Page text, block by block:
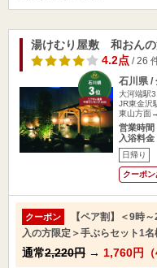
湯けむり屋敷 和おんの
4.2点/ 26
石川県 /
大河端駅
JR東金沢
東山方面
営業時間
入浴料金
日帰り
クーポン
クーポン
【ペア割】＜9時
入の方限定＞手ぶらセット1
通常2,220円 → 1,760円（